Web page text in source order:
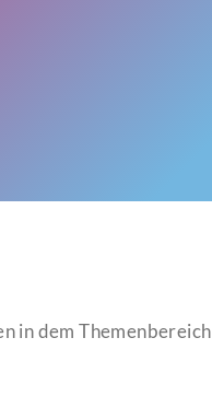
in dem Themenbereich